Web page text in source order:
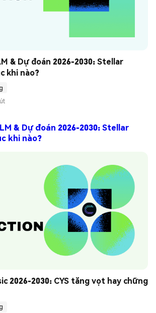
& Dự đoán 2026-2030: Stellar
khi nào?
& Dự đoán 2026-2030: Stellar
khi nào?
2026-2030: CYS tăng vọt hay chững